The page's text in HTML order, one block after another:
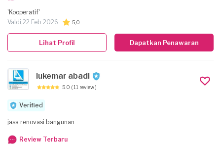
'Kooperatif'
Valdi,22 Feb 2026 5,0
Dapatkan Penawaran
Lihat Profil
lukemar abadi
5.0 ( 11 review )
Verified
jasa renovasi bangunan
Review Terbaru